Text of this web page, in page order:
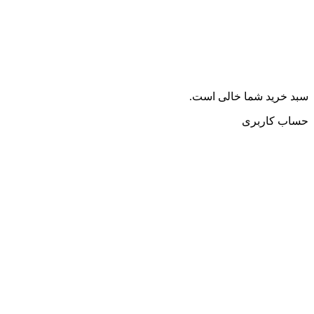
سبد خرید شما خالی است.
حساب کاربری